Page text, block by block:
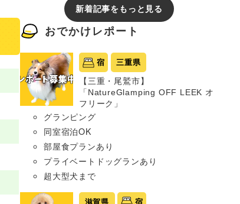
新着記事をもっと見る
おでかけレポート
宿 三重県
【三重・尾鷲市】
「NatureGlamping OFF LEEK オ
フリーク」
グランピング
同室宿泊OK
部屋食プランあり
プライベートドッグランあり
超大型犬まで
滋賀県 宿